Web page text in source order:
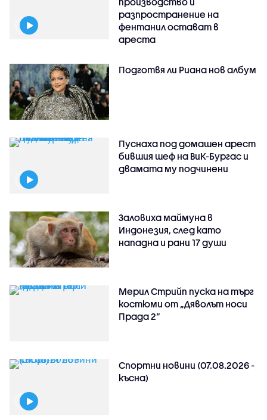
разпространение на
фентанил остават в
ареста
Подготвя ли Риана нов албум
Пуснаха под домашен арест
бившия шеф на ВиК-Бургас и
двамата му подчинени
Заловиха маймуна в
Индонезия, след като
нападна и рани 17 души
Мерил Стрийп пуска на търг
костюми от „Дяволът носи
Прада 2“
Спортни новини (07.08.2026 -
късна)